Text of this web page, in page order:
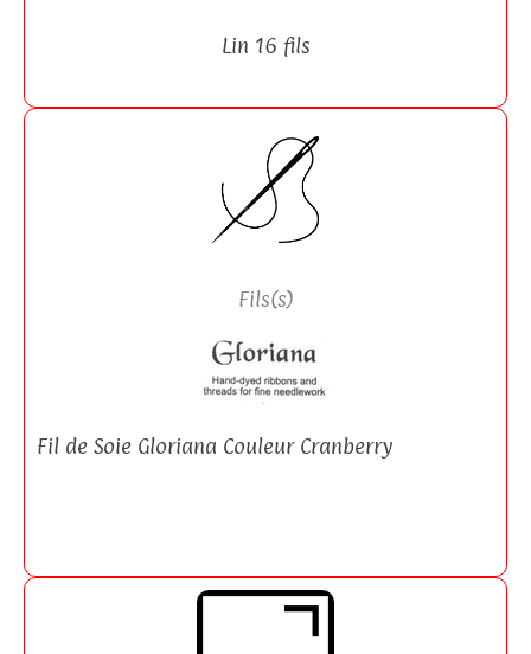
Lin 16 fils
Fils(s)
Fil de Soie Gloriana Couleur Cranberry